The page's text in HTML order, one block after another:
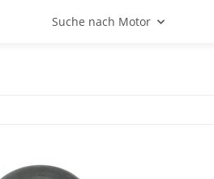
Suche nach Motor